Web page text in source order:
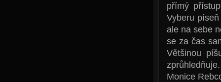
přímý
Vyberu
ale na sebe
se za čas
Většinou
Monice